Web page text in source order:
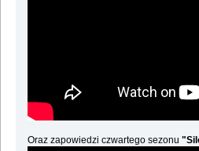
Oraz zapowiedzi czwartego sezonu